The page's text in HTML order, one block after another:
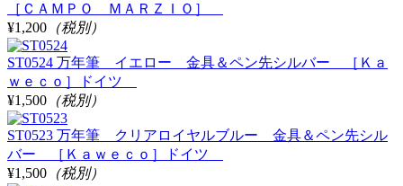
［ＣＡＭＰＯ ＭＡＲＺＩＯ］
¥1,200 （税別）
ST0524 万年筆 イエロー 金具＆ペン先シルバー ［Ｋａ
ｗｅｃｏ］ドイツ
¥1,500 （税別）
ST0523 万年筆 クリアロイヤルブルー 金具＆ペン先シル
バー ［Ｋａｗｅｃｏ］ドイツ
¥1,500 （税別）